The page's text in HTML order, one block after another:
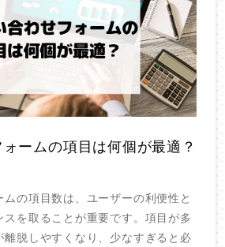
ームの項目は何個が最適？
の項目数は、ユーザーの利便性と
を取ることが重要です。項目が多
脱しやすくなり、少なすぎると必